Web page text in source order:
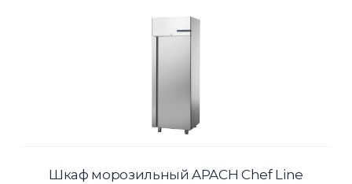
Шкаф морозильный APACH Chef Line